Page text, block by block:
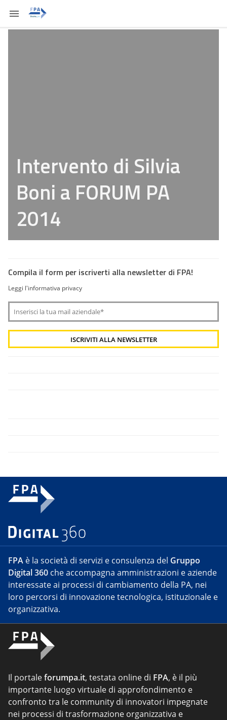
Intervento di Silvia
Boni a FORUM PA
2014
Compila il form per iscriverti alla newsletter di FPA!
Leggi l'informativa privacy
FPA è la società di servizi e consulenza del Gruppo
Digital 360 che accompagna amministrazioni e aziende
interessate ai processi di cambiamento della PA, nei
loro percorsi di innovazione tecnologica, istituzionale e
organizzativa.
Il portaleforumpa.it, testata online di FPA, è il più
importante luogo virtuale di approfondimento e
confronto tra le community di innovatori impegnate
nei processi di trasformazione organizzativa e